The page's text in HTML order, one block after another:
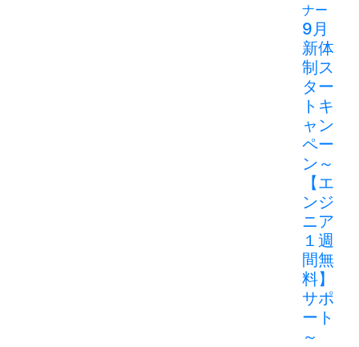
ナー
9月
新体
制ス
ター
トキ
ャン
ペー
ン～
【エ
ンジ
ニア
１週
間無
料】
サポ
ート
～